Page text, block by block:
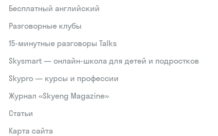
Бесплатный английский
Разговорные клубы
15‑минутные разговоры Talks
Skysmart — онлайн-школа для детей и подростков
Skypro — курсы и профессии
Журнал «Skyeng Magazine»
Статьи
Карта сайта